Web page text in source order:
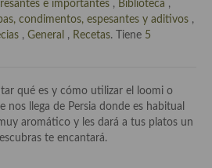
platos celebres, cocineros, críticos,
cosas
comida
tabernas
e importantes , Biblioteca ,
condimentos, espesantes y aditivos ,
, General , Recetas. Tiene 5
qué es y cómo utilizar el loomi o
nos llega de Persia donde es habitual
aromático y les dará a tus platos un
te encantará.